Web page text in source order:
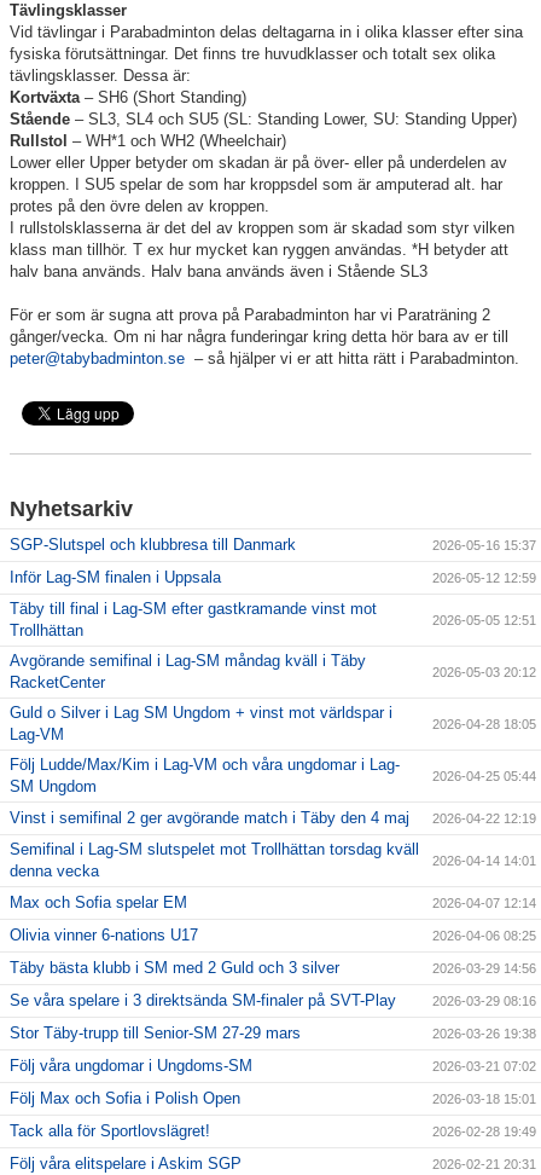
Tävlingsklasser
Vid tävlingar i Parabadminton delas deltagarna in i olika klasser efter sina
fysiska förutsättningar. Det finns tre huvudklasser och totalt sex olika
tävlingsklasser. Dessa är:
Kortväxta– SH6 (Short Standing)
Stående – SL3, SL4 och SU5 (SL: Standing Lower, SU: Standing Upper)
Rullstol – WH*1 och WH2 (Wheelchair)
Lower eller Upper betyder om skadan är på över- eller på underdelen av
kroppen. I SU5 spelar de som har kroppsdel som är amputerad alt. har
protes på den övre delen av kroppen.
I rullstolsklasserna är det del av kroppen som är skadad som styr vilken
klass man tillhör. T ex hur mycket kan ryggen användas. *H betyder att
halv bana används. Halv bana används även i Stående SL3
För er som är sugna att prova på Parabadminton har vi Paraträning 2
gånger/vecka. Om ni har några funderingar kring detta hör bara av er till
peter@tabybadminton.se – så hjälper vi er att hitta rätt i Parabadminton.
Nyhetsarkiv
SGP-Slutspel och klubbresa till Danmark 2026-05-16 15:37
Inför Lag-SM finalen i Uppsala 2026-05-12 12:59
Täby till final i Lag-SM efter gastkramande vinst mot
Trollhättan
2026-05-05 12:51
Avgörande semifinal i Lag-SM måndag kväll i Täby
RacketCenter
2026-05-03 20:12
Guld o Silver i Lag SM Ungdom + vinst mot världspar i
Lag-VM
2026-04-28 18:05
Följ Ludde/Max/Kim i Lag-VM och våra ungdomar i Lag-
SM Ungdom
2026-04-25 05:44
Vinst i semifinal 2 ger avgörande match i Täby den 4 maj 2026-04-22 12:19
Semifinal i Lag-SM slutspelet mot Trollhättan torsdag kväll
denna vecka
2026-04-14 14:01
Max och Sofia spelar EM 2026-04-07 12:14
Olivia vinner 6-nations U17 2026-04-06 08:25
Täby bästa klubb i SM med 2 Guld och 3 silver 2026-03-29 14:56
Se våra spelare i 3 direktsända SM-finaler på SVT-Play 2026-03-29 08:16
Stor Täby-trupp till Senior-SM 27-29 mars 2026-03-26 19:38
Följ våra ungdomar i Ungdoms-SM 2026-03-21 07:02
Följ Max och Sofia i Polish Open 2026-03-18 15:01
Tack alla för Sportlovslägret! 2026-02-28 19:49
Följ våra elitspelare i Askim SGP 2026-02-21 20:31